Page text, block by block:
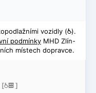
[@æ]
vozidly (@).
podmínky MHD Zlín-
místech dopravce.